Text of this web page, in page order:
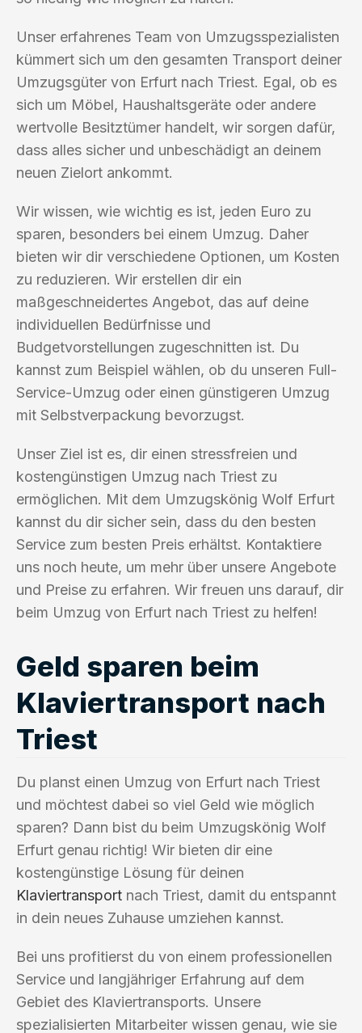
Unser erfahrenes Team von Umzugsspezialisten
kümmert sich um den gesamten Transport deiner
Umzugsgüter von Erfurt nach Triest. Egal, ob es
sich um Möbel, Haushaltsgeräte oder andere
wertvolle Besitztümer handelt, wir sorgen dafür,
dass alles sicher und unbeschädigt an deinem
neuen Zielort ankommt.
Wir wissen, wie wichtig es ist, jeden Euro zu
sparen, besonders bei einem Umzug. Daher
bieten wir dir verschiedene Optionen, um Kosten
zu reduzieren. Wir erstellen dir ein
maßgeschneidertes Angebot, das auf deine
individuellen Bedürfnisse und
Budgetvorstellungen zugeschnitten ist. Du
kannst zum Beispiel wählen, ob du unseren Full-
Service-Umzug oder einen günstigeren Umzug
mit Selbstverpackung bevorzugst.
Unser Ziel ist es, dir einen stressfreien und
kostengünstigen Umzug nach Triest zu
ermöglichen. Mit dem Umzugskönig Wolf Erfurt
kannst du dir sicher sein, dass du den besten
Service zum besten Preis erhältst. Kontaktiere
uns noch heute, um mehr über unsere Angebote
und Preise zu erfahren. Wir freuen uns darauf, dir
beim Umzug von Erfurt nach Triest zu helfen!
Geld sparen beim
Klaviertransport nach
Triest
Du planst einen Umzug von Erfurt nach Triest
und möchtest dabei so viel Geld wie möglich
sparen? Dann bist du beim Umzugskönig Wolf
Erfurt genau richtig! Wir bieten dir eine
kostengünstige Lösung für deinen
Klaviertransport nach Triest, damit du entspannt
in dein neues Zuhause umziehen kannst.
Bei uns profitierst du von einem professionellen
Service und langjähriger Erfahrung auf dem
Gebiet des Klaviertransports. Unsere
spezialisierten Mitarbeiter wissen genau, wie sie